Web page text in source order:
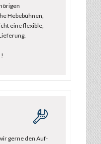
Hebebühnen,
eine flexible,
gerne den Auf-